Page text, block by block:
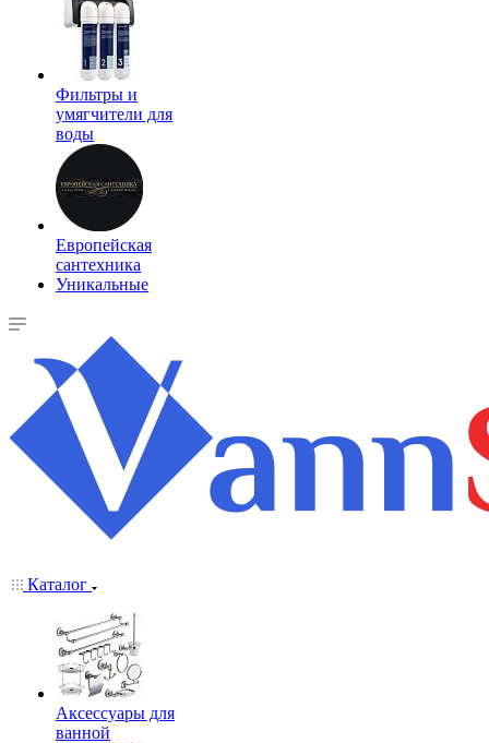
Фильтры и
умягчители для
воды
Европейская
сантехника
Уникальные
Каталог
Аксессуары для
ванной